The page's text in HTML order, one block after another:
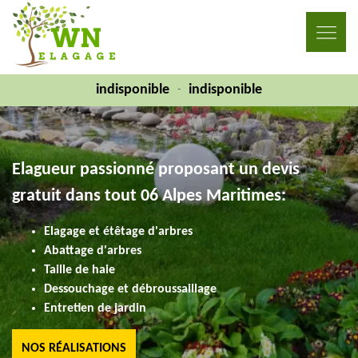
indisponible - indisponible
Elagueur passionné proposant un devis
gratuit dans tout 06 Alpes Maritimes:
Elagage et étêtage d'arbres
Abattage d'arbres
Taille de haie
Dessouchage et débroussaillage
Entretien de jardin
NOS RÉALISATIONS